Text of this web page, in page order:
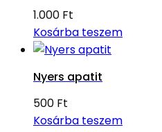
1.000 Ft
Kosárba teszem
Nyers apatit
500 Ft
Kosárba teszem